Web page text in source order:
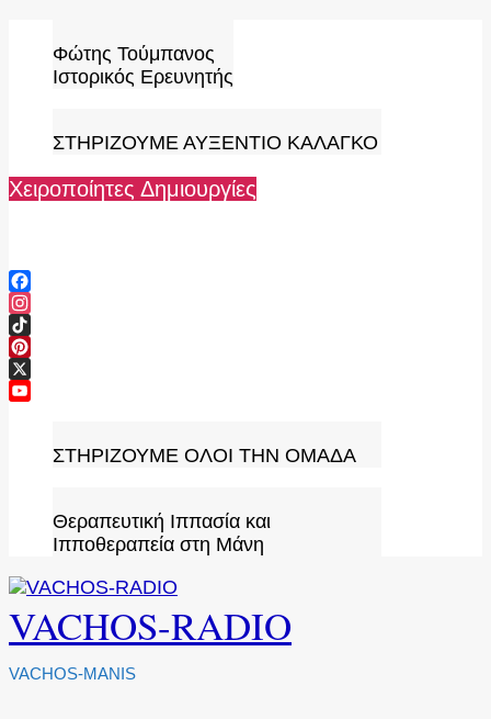
content
Φώτης Τούμπανος
Ιστορικός Ερευνητής
ΣΤΗΡΙΖΟΥΜΕ ΑΥΞΕΝΤΙΟ ΚΑΛΑΓΚΟ
Χειροποίητες Δημιουργίες
Facebook
Instagram
TikTok
Pinterest
X
ΣΤΗΡΙΖΟΥΜΕ ΟΛΟΙ ΤΗΝ ΟΜΑΔΑ
Θεραπευτική Ιππασία και
Ιπποθεραπεία στη Μάνη
VACHOS-RADIO
VACHOS-MANIS